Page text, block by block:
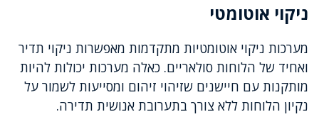
ניקוי אוטומטי
מערכות ניקוי אוטומטיות מתקדמות מאפשרות ניקוי תדיר
ואחיד של הלוחות סולאריים. כאלה מערכות יכולות להיות
מותקנות עם חיישנים שזיהוי זיהום ומסייעות לשמור על
נקיון הלוחות ללא צורך בתערובת אנושית תדירה.